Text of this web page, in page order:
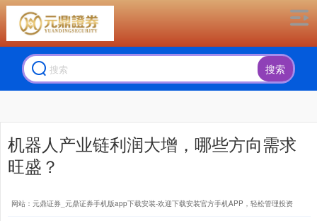
搜索
机器人产业链利润大增，哪些方向需求
旺盛？
网站：元鼎证券_元鼎证券手机版app下载安装-欢迎下载安装官方手机APP，轻松管理投资
上证综指 +1.02%
深证成指 14311.01 +200.89 +1.42%